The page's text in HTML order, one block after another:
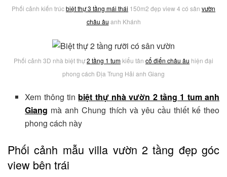
Phối cảnh kiến trúcbiệt thự 3 tầng mái thái 150m2 đẹp view 4 có sân vườn
châu âu anh Khánh
Phối cảnh 3D nhà biệt thự2 tầng 1 tumkiểu tân cổ điển châu âu hiện đại
phong cách Địa Trung Hải anh Giang
Xem thông tin biệt thự nhà vườn 2 tầng 1 tum anh
Giang mà anh Chung thích và yêu cầu thiết kế theo
phong cách này
Phối cảnh mẫu villa vườn 2 tầng đẹp góc
view bên trái